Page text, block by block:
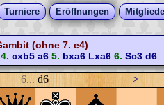
Turniere Eröffnungen
(ohne 7. e4)
cxb5 a65. bxa6 Lxa66. Sc3 d6
6... d6 >